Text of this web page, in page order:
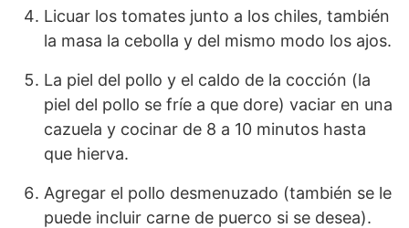
Licuar los tomates junto a los chiles, también
la masa la cebolla y del mismo modo los ajos.
La piel del pollo y el caldo de la cocción (la
piel del pollo se fríe a que dore) vaciar en una
cazuela y cocinar de 8 a 10 minutos hasta
que hierva.
Agregar el pollo desmenuzado (también se le
puede incluir carne de puerco si se desea).